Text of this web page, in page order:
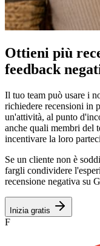
Ottieni più
feedback
Il tuo team può usare i
richiedere recensioni in
un'attività, al punto
anche quali membri del
incentivare la loro
Se un cliente non è
fargli condividere
recensione negativa su
Inizia gratis
F